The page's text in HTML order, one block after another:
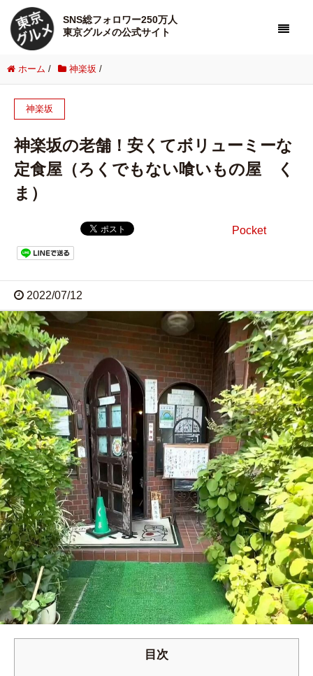
SNS総フォロワー250万人
東京グルメの公式サイト
ホーム / 神楽坂 /
神楽坂
神楽坂の老舗！安くてボリューミーな
定食屋（ろくでもない喰いもの屋 く
ま）
Pocket
2022/07/12
目次